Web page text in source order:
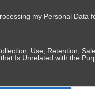
my Personal Data
Use, Retention,
Is Unrelated with the